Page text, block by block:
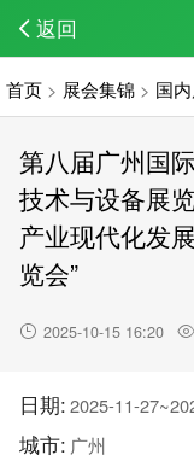
返回
首页 > 展会集锦 > 国
第八届广州国
技术与设备展
产业现代化发
览会”
2025-10-15 16:20
日期:2025-11-
城市: 广州